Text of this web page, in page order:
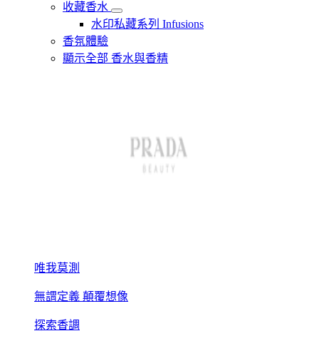
收藏香水
水印私藏系列 Infusions
香氛體驗
顯示全部 香水與香精
唯我莫測
無謂定義 顛覆想像
探索香調